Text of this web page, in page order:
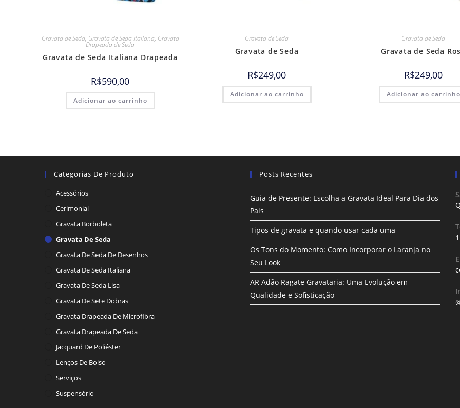
Gravata de Seda, Gravata de Seda Italiana, Gravata
Drapeada de Seda
Gravata de Seda Italiana Drapeada
R$590,00
Adicionar ao carrinho
Gravata de Seda
Gravata de Seda
R$249,00
Adicionar ao carrinho
Gravata de Seda
Gravata de Seda
R$249,00
Adicionar ao carrinho
Categorias De Produto
Acessórios
Cerimonial
Gravata Borboleta
Gravata De Seda
Gravata De Seda De Desenhos
Gravata De Seda Italiana
Gravata De Seda Lisa
Gravata De Sete Dobras
Gravata Drapeada De Microfibra
Gravata Drapeada De Seda
Jacquard De Poliéster
Lenços De Bolso
Serviços
Suspensório
Posts Recentes
Guia de Presente: Escolha a Gravata Ideal Para Dia dos
Pais
Tipos de gravata e quando usar cada uma
Os Tons do Momento: Como Incorporar o Laranja no
Seu Look
AR Adão Ragate Gravataria: Uma Evolução em
Qualidade e Sofisticação